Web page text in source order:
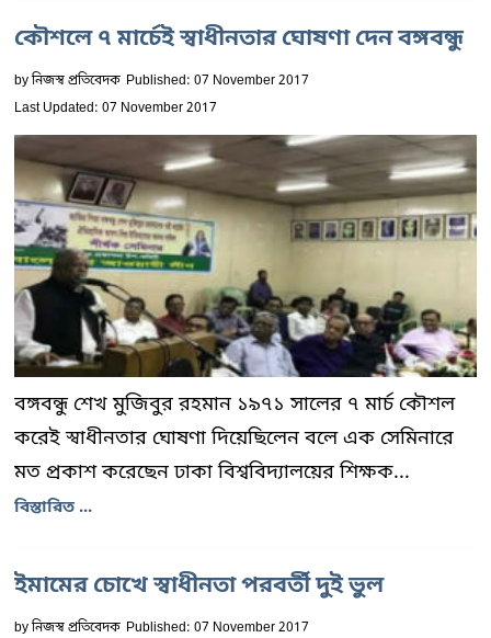
কৌশলে ৭ মার্চেই স্বাধীনতার ঘোষণা দেন বঙ্গবন্ধু
byনিজস্ব প্রতিবেদক Published: 07 November 2017
Last Updated: 07 November 2017
বঙ্গবন্ধু শেখ মুজিবুর রহমান ১৯৭১ সালের ৭ মার্চ কৌশল
করেই স্বাধীনতার ঘোষণা দিয়েছিলেন বলে এক সেমিনারে
মত প্রকাশ করেছেন ঢাকা বিশ্ববিদ্যালয়ের শিক্ষক...
বিস্তারিত ...
ইমামের চোখে স্বাধীনতা পরবর্তী দুই ভুল
byনিজস্ব প্রতিবেদক Published: 07 November 2017